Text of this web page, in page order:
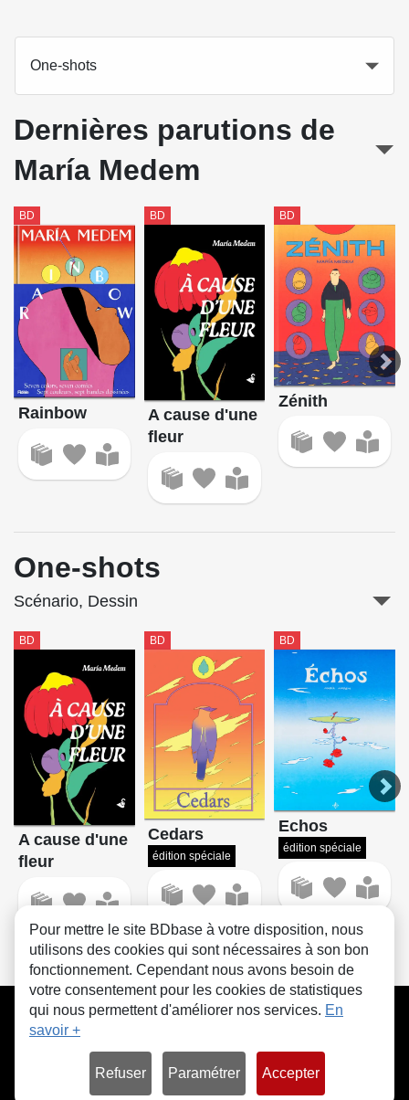
One-shots
Dernières parutions de
María Medem
BD
Rainbow
BD
A cause d'une
fleur
BD
Zénith
One-shots
Scénario, Dessin
BD
A cause d'une
fleur
BD
Cedars
édition spéciale
BD
Echos
édition spéciale
CGU FAQ Contact Cookies
Pour mettre le site BDbase à votre disposition, nous
utilisons des cookies qui sont nécessaires à son bon
fonctionnement. Cependant nous avons besoin de
votre consentement pour les cookies de statistiques
qui nous permettent d'améliorer nos services. En
savoir +
Refuser Paramétrer Accepter